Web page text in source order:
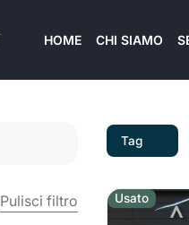
HOME CHI SIAMO
Pulisci filtro
Tag
Usato